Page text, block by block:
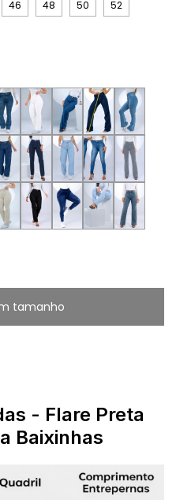
46 48 50 52
- Flare Preta
Baixinhas